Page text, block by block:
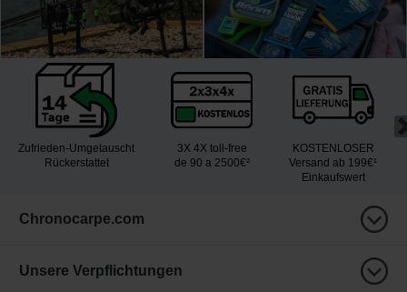
Zufrieden-Umgetauscht
Rückerstattet
3X 4X toll-free
de 90 a 2500€²
KOSTENLOSER
Versand ab 199€¹
Einkaufswert
Chronocarpe.com
Unsere Verpflichtungen